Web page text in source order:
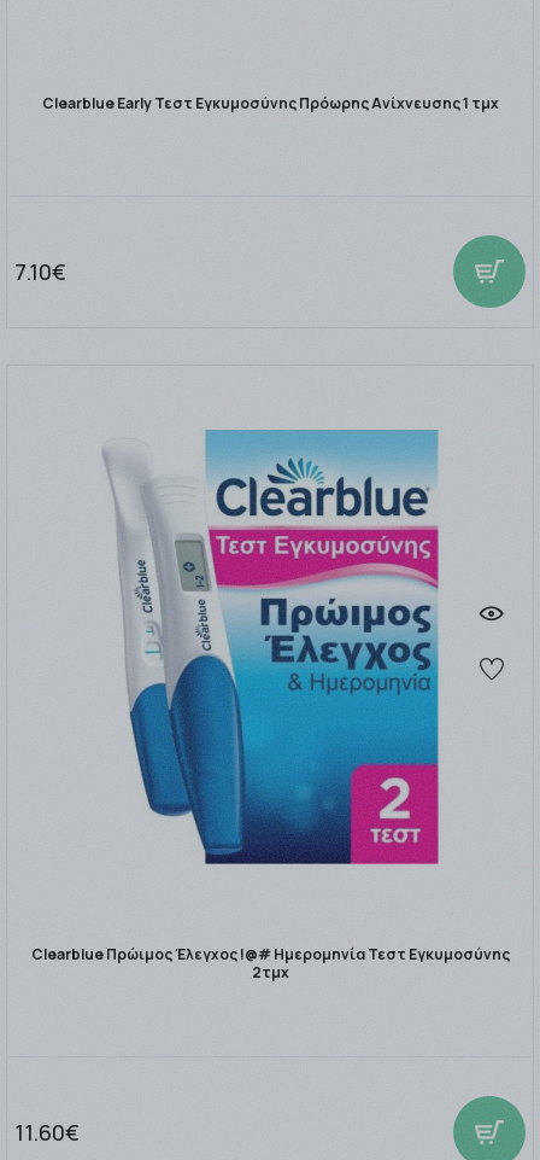
Clearblue Early Τεστ Εγκυμοσύνης Πρόωρης Ανίχνευσης 1 τμχ
7.10€
Clearblue Πρώιμος Έλεγχος !@# Ημερομηνία Τεστ Εγκυμοσύνης
2τμχ
11.60€